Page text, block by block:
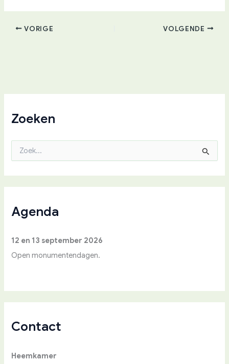
VORIGE VOLGENDE
Zoeken
k
n
a
rAgenda
12 en 13 september 2026
Open monumentendagen.
Contact
Heemkamer